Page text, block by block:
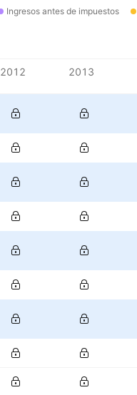
Ingresos antes de impuestos
2012 2013